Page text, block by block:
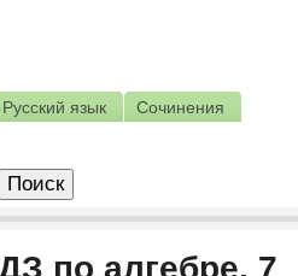
Русский язык
Сочинения
по алгебре, 7